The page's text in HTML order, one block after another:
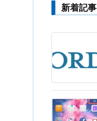
新着記事